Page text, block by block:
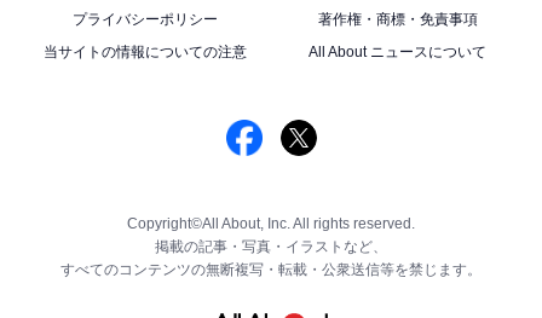
プライバシーポリシー
著作権・商標・免責事項
当サイトの情報についての注意
All About ニュースについて
Copyright©All About, Inc. All rights reserved.
掲載の記事・写真・イラストなど、
すべてのコンテンツの無断複写・転載・公衆送信等を禁じます。